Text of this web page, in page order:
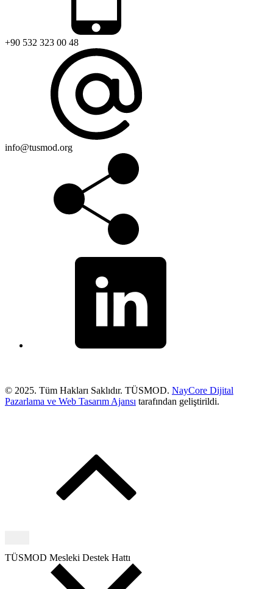
+90 532 323 00 48
info@tusmod.org
© 2025. Tüm Hakları Saklıdır. TÜSMOD. NayCore Dijital
Pazarlama ve Web Tasarım Ajansı tarafından geliştirildi.
TÜSMOD Mesleki Destek Hattı